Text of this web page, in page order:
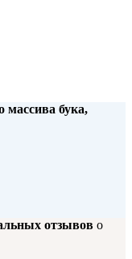
массива бука,
отзывов о